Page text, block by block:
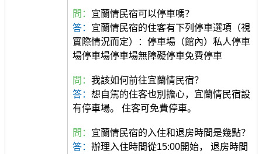
問： 宜蘭情民宿可以停車嗎？
答： 宜蘭情民宿的住客有下列停車選項（視
實際情況而定）：停車場（館內）私人停車
場停車場停車場無障礙停車免費停車
問： 我該如何前往宜蘭情民宿？
答： 想自駕的住客也別擔心，宜蘭情民宿設
有停車場。 住客可免費停車。
問： 宜蘭情民宿的入住和退房時間是幾點？
答： 辦理入住時間從15:00開始， 退房時間